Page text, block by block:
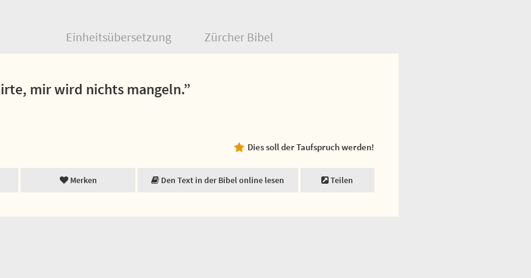
Einheitsübersetzung Zürcher Bibel
mir wird nichts mangeln.”
Dies soll der Taufspruch werden!
Merken Den Text in der Bibel online lesen Teilen